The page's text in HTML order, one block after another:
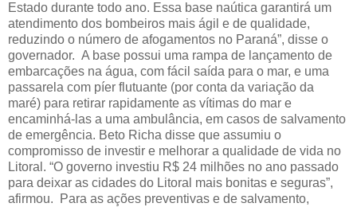
Estado durante todo ano. Essa base naútica garantirá um
atendimento dos bombeiros mais ágil e de qualidade,
reduzindo o número de afogamentos no Paraná”, disse o
governador. A base possui uma rampa de lançamento de
embarcações na água, com fácil saída para o mar, e uma
passarela com píer flutuante (por conta da variação da
maré) para retirar rapidamente as vítimas do mar e
encaminhá-las a uma ambulância, em casos de salvamento
de emergência. Beto Richa disse que assumiu o
compromisso de investir e melhorar a qualidade de vida no
Litoral. “O governo investiu R$ 24 milhões no ano passado
para deixar as cidades do Litoral mais bonitas e seguras”,
afirmou. Para as ações preventivas e de salvamento,